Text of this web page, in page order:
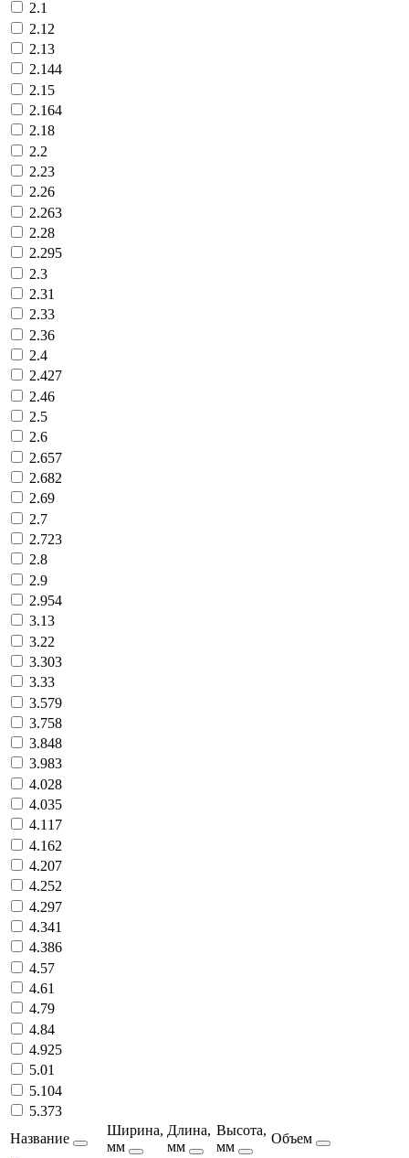
2.1
2.12
2.13
2.144
2.15
2.164
2.18
2.2
2.23
2.26
2.263
2.28
2.295
2.3
2.31
2.33
2.36
2.4
2.427
2.46
2.5
2.6
2.657
2.682
2.69
2.7
2.723
2.8
2.9
2.954
3.13
3.22
3.303
3.33
3.579
3.758
3.848
3.983
4.028
4.035
4.117
4.162
4.207
4.252
4.297
4.341
4.386
4.57
4.61
4.79
4.84
4.925
5.01
5.104
5.373
Название
Ширина,
мм
Длина,
мм
Высота,
мм
Объем